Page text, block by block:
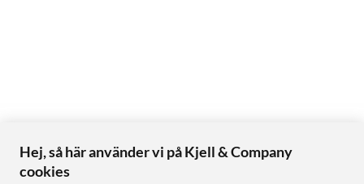
Hej, så här använder vi på Kjell & Company
cookies